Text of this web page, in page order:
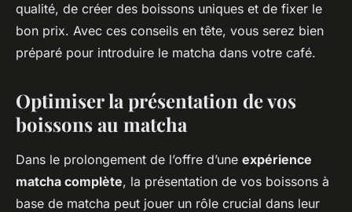
qualité, de créer des boissons uniques et de fixer le
bon prix. Avec ces conseils en tête, vous serez bien
préparé pour introduire le matcha dans votre café.
Optimiser la présentation de vos
boissons au matcha
Dans le prolongement de l’offre d’une expérience
matcha complète, la présentation de vos boissons à
base de matcha peut jouer un rôle crucial dans leur